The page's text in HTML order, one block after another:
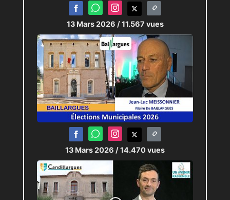
13 Mars 2026 / 11.567 vues
13 Mars 2026 / 14.470 vues